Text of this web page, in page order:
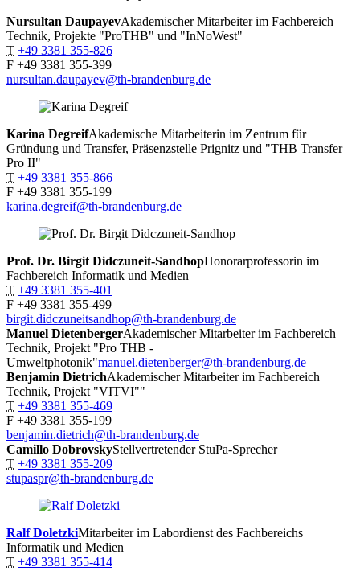
Nursultan DaupayevAkademischer Mitarbeiter im Fachbereich
Technik, Projekte "ProTHB" und "InNoWest"
T +49 3381 355-826
F +49 3381 355-399
nursultan.daupayev@th-brandenburg.de
Karina DegreifAkademische Mitarbeiterin im Zentrum für
Gründung und Transfer, Präsenzstelle Prignitz und "THB Transfer
Pro II"
T +49 3381 355-866
F +49 3381 355-199
karina.degreif@th-brandenburg.de
Prof. Dr. Birgit Didczuneit-SandhopHonorarprofessorin im
Fachbereich Informatik und Medien
T +49 3381 355-401
F +49 3381 355-499
birgit.didczuneitsandhop@th-brandenburg.de
Manuel DietenbergerAkademischer Mitarbeiter im Fachbereich
Technik, Projekt "Pro THB -
Umweltphotonik"manuel.dietenberger@th-brandenburg.de
Benjamin DietrichAkademischer Mitarbeiter im Fachbereich
Technik, Projekt "VITVI""
T +49 3381 355-469
F +49 3381 355-199
benjamin.dietrich@th-brandenburg.de
Camillo DobrovskyStellvertretender StuPa-Sprecher
T +49 3381 355-209
stupaspr@th-brandenburg.de
RalfDoletzkiMitarbeiter im Labordienst des Fachbereichs
Informatik und Medien
T +49 3381 355-414